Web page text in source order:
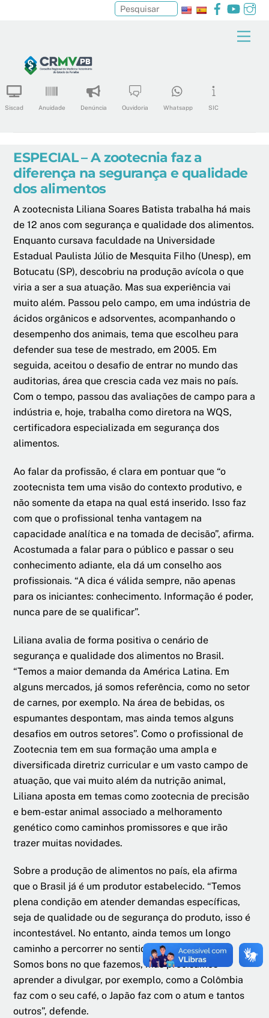
content
Facebook
Siscad Anuidade Denúncia Ouvidoria Whatsapp SIC
Pesquisar
ESPECIAL – A zootecnia faz a
diferença na segurança e qualidade
dos alimentos
A zootecnista Liliana Soares Batista trabalha há mais
de 12 anos com segurança e qualidade dos alimentos.
Enquanto cursava faculdade na Universidade
Estadual Paulista Júlio de Mesquita Filho (Unesp), em
Botucatu (SP), descobriu na produção avícola o que
viria a ser a sua atuação. Mas sua experiência vai
muito além. Passou pelo campo, em uma indústria de
ácidos orgânicos e adsorventes, acompanhando o
desempenho dos animais, tema que escolheu para
defender sua tese de mestrado, em 2005. Em
seguida, aceitou o desafio de entrar no mundo das
auditorias, área que crescia cada vez mais no país.
Com o tempo, passou das avaliações de campo para a
indústria e, hoje, trabalha como diretora na WQS,
certificadora especializada em segurança dos
alimentos.
Ao falar da profissão, é clara em pontuar que “o
zootecnista tem uma visão do contexto produtivo, e
não somente da etapa na qual está inserido. Isso faz
com que o profissional tenha vantagem na
capacidade analítica e na tomada de decisão”, afirma.
Acostumada a falar para o público e passar o seu
conhecimento adiante, ela dá um conselho aos
profissionais. “A dica é válida sempre, não apenas
para os iniciantes: conhecimento. Informação é poder,
nunca pare de se qualificar”.
Liliana avalia de forma positiva o cenário de
segurança e qualidade dos alimentos no Brasil.
“Temos a maior demanda da América Latina. Em
alguns mercados, já somos referência, como no setor
de carnes, por exemplo. Na área de bebidas, os
espumantes despontam, mas ainda temos alguns
desafios em outros setores”. Como o profissional de
Zootecnia tem em sua formação uma ampla e
diversificada diretriz curricular e um vasto campo de
atuação, que vai muito além da nutrição animal,
Liliana aposta em temas como zootecnia de precisão
e bem-estar animal associado a melhoramento
genético como caminhos promissores e que irão
trazer muitas novidades.
Sobre a produção de alimentos no país, ela afirma
que o Brasil já é um produtor estabelecido. “Temos
plena condição em atender demandas específicas,
seja de qualidade ou de segurança do produto, isso é
incontestável. No entanto, ainda temos um longo
caminho a percorrer no sentido de agregar valor.
Somos bons no que fazemos, mas precisamos
aprender a divulgar, por exemplo, como a Colômbia
faz com o seu café, o Japão faz com o atum e tantos
outros”, defende.